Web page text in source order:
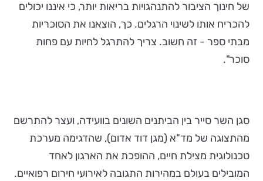
של חינוך הציבור להתנהגויות בריאות יותר, כי איננו יכולים
להכריח אותו לשינוי הרגלים. כך, הוצאנו את הסוכריות
מבתי ספר - זה חשוב. צריך להתרגל לחיות עם פחות
סוכר".
סגן השר סייר בין הביתנים השונים בוועידה, ועצר להתרשם
מהתצוגה של מד"א (מגן דוד אדום), שהדגימה מערכת
טכנולוגית מצילת חיים, ההופכת את הארגון לאחד
המובילים בעולם במהירות התגובה לאירועי חירום רפואיים.